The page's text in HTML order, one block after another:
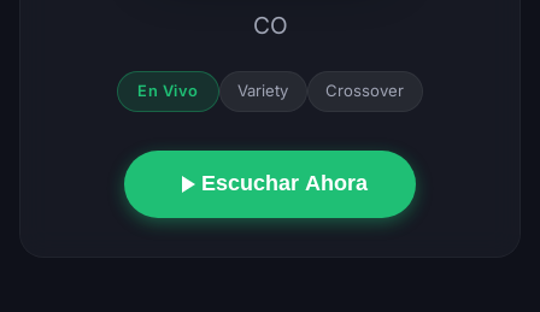
CO
En Vivo Variety Crossover
Escuchar Ahora